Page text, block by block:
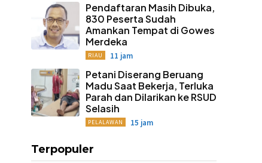
Pendaftaran Masih Dibuka,
830 Peserta Sudah
Amankan Tempat di Gowes
Merdeka
RIAU 11 jam
Petani Diserang Beruang
Madu Saat Bekerja, Terluka
Parah dan Dilarikan ke RSUD
Selasih
PELALAWAN 15 jam
Terpopuler